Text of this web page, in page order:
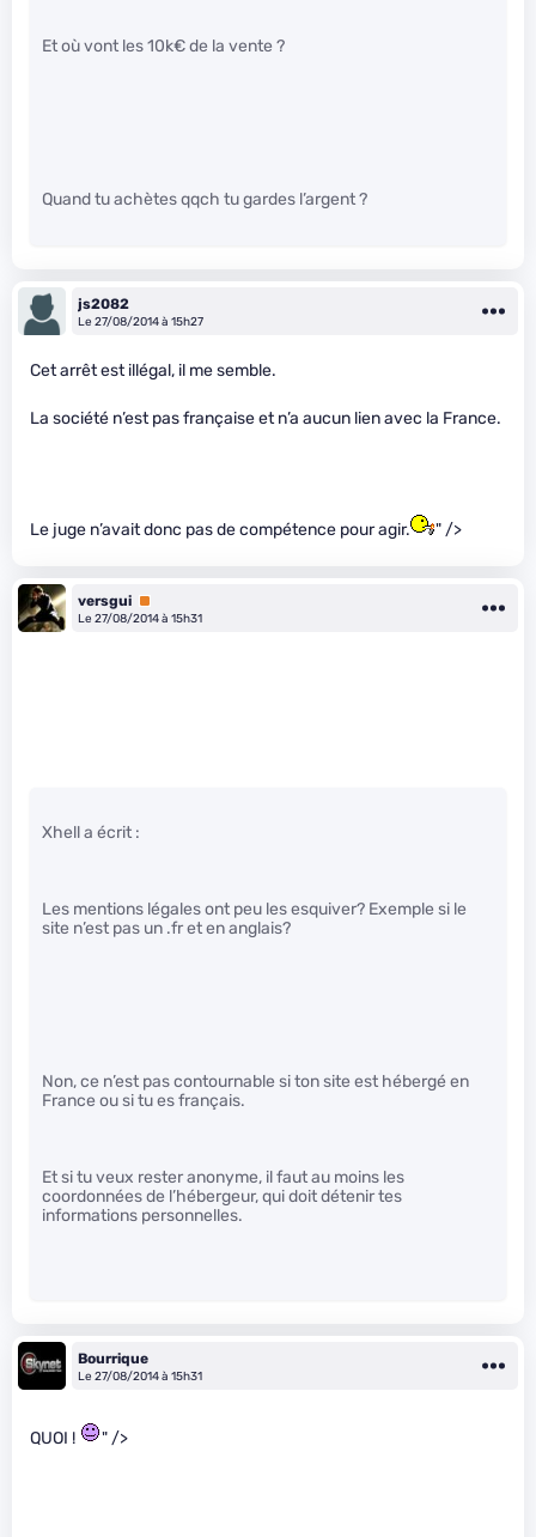
Et où vont les 10k€ de la vente ?
Quand tu achètes qqch tu gardes l’argent ?
js2082
Le 27/08/2014 à 15h27
Cet arrêt est illégal, il me semble.
La société n’est pas française et n’a aucun lien avec la France.
Le juge n’avait donc pas de compétence pour agir. " />
versgui Premium
Le 27/08/2014 à 15h31
Xhell a écrit :
Les mentions légales ont peu les esquiver? Exemple si le
site n’est pas un .fr et en anglais?
Non, ce n’est pas contournable si ton site est hébergé en
France ou si tu es français.
Et si tu veux rester anonyme, il faut au moins les
coordonnées de l’hébergeur, qui doit détenir tes
informations personnelles.
Bourrique
Le 27/08/2014 à 15h31
QUOI ! " />